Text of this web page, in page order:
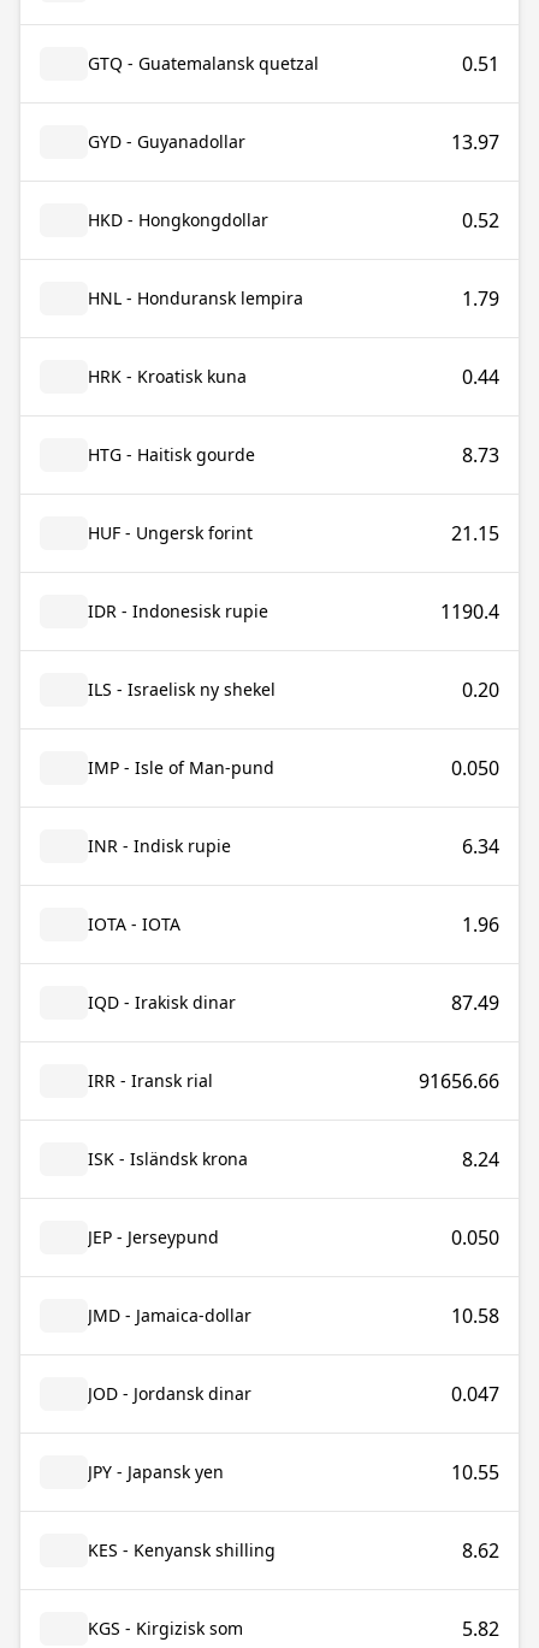
GTQ - Guatemalansk quetzal 0.51
GYD - Guyanadollar 13.97
HKD - Hongkongdollar 0.52
HNL - Honduransk lempira 1.79
HRK - Kroatisk kuna 0.44
HTG - Haitisk gourde 8.73
HUF - Ungersk forint 21.15
IDR - Indonesisk rupie 1190.4
ILS - Israelisk ny shekel 0.20
IMP - Isle of Man-pund 0.050
INR - Indisk rupie 6.34
IOTA - IOTA 1.96
IQD - Irakisk dinar 87.49
IRR - Iransk rial 91656.66
ISK - Isländsk krona 8.24
JEP - Jerseypund 0.050
JMD - Jamaica-dollar 10.58
JOD - Jordansk dinar 0.047
JPY - Japansk yen 10.55
KES - Kenyansk shilling 8.62
KGS - Kirgizisk som 5.82